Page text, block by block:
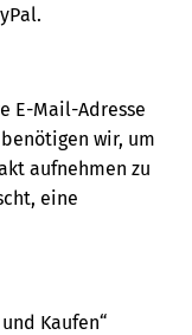
E-Mail-Adresse
wir, um
aufnehmen zu
eine
Kaufen“